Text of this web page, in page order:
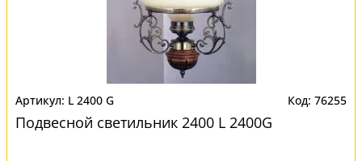
L 2400 G 76255
Подвесной светильник 2400 L 2400G